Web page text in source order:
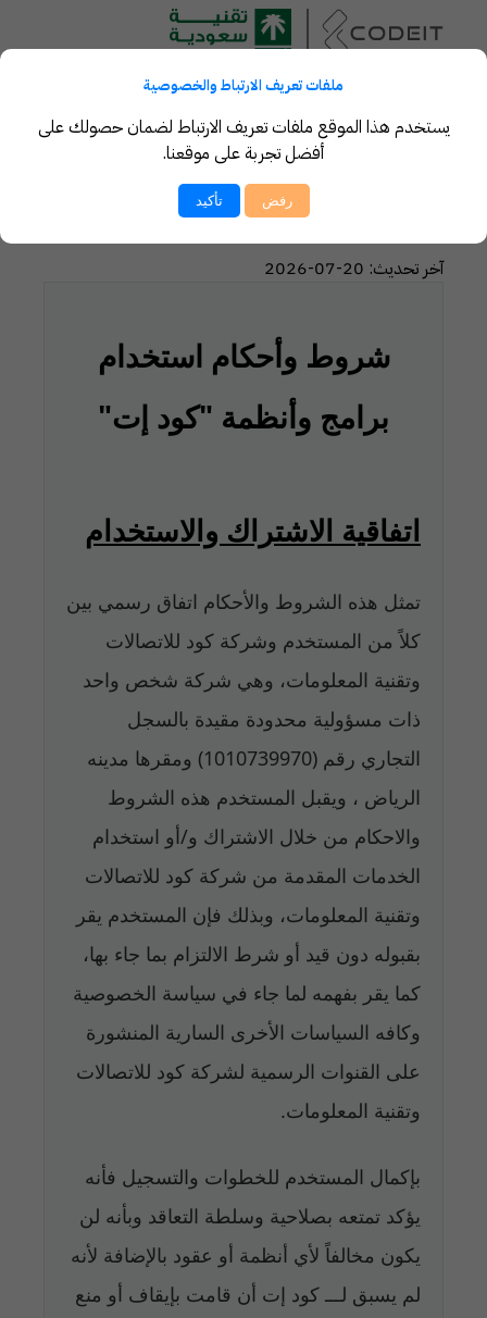
الشروط والأحكام
آخر تحديث: 20-07-2026
شروط وأحكام استخدام
برامج وأنظمة "كود إت"
اتفاقية الاشتراك والاستخدام
تمثل هذه الشروط والأحكام اتفاق رسمي بين
كلاً من المستخدم وشركة كود للاتصالات
وتقنية المعلومات، وهي شركة شخص واحد
ذات مسؤولية محدودة مقيدة بالسجل
التجاري رقم (1010739970) ومقرها مدينه
الرياض ، ويقبل المستخدم هذه الشروط
والاحكام من خلال الاشتراك و/أو استخدام
الخدمات المقدمة من شركة كود للاتصالات
وتقنية المعلومات، وبذلك فإن المستخدم يقر
بقبوله دون قيد أو شرط الالتزام بما جاء بها،
كما يقر بفهمه لما جاء في سياسة الخصوصية
وكافه السياسات الأخرى السارية المنشورة
على القنوات الرسمية لشركة كود للاتصالات
وتقنية المعلومات.
بإكمال المستخدم للخطوات والتسجيل فأنه
يؤكد تمتعه بصلاحية وسلطة التعاقد وبأنه لن
يكون مخالفاً لأي أنظمة أو عقود بالإضافة لأنه
لم يسبق لـــ كود إت أن قامت بإيقاف أو منع
ملفات تعريف الارتباط والخصوصية
يستخدم هذا الموقع ملفات تعريف الارتباط لضمان حصولك على
أفضل تجربة على موقعنا.
رفض تأكيد